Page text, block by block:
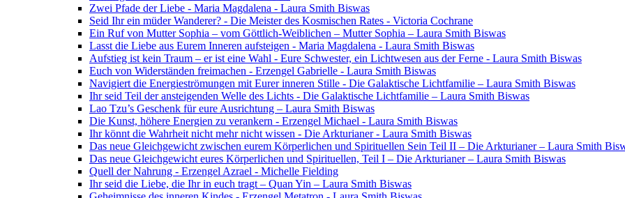
Zwei Pfade der Liebe - Maria Magdalena - Laura Smith Biswas
Seid Ihr ein müder Wanderer? - Die Meister des Kosmischen Rates - Victoria Cochrane
Ein Ruf von Mutter Sophia – vom Göttlich-Weiblichen – Mutter Sophia – Laura Smith Biswas
Lasst die Liebe aus Eurem Inneren aufsteigen - Maria Magdalena - Laura Smith Biswas
Aufstieg ist kein Traum – er ist eine Wahl - Eure Schwester, ein Lichtwesen aus der Ferne - Laura Smith Biswas
Euch von Widerständen freimachen - Erzengel Gabrielle - Laura Smith Biswas
Navigiert die Energieströmungen mit Eurer inneren Stille - Die Galaktische Lichtfamilie – Laura Smith Biswas
Ihr seid Teil der ansteigenden Welle des Lichts - Die Galaktische Lichtfamilie – Laura Smith Biswas
Lao Tzu’s Geschenk für eure Ausrichtung – Laura Smith Biswas
Die Kunst, höhere Energien zu verankern - Erzengel Michael - Laura Smith Biswas
Ihr könnt die Wahrheit nicht mehr nicht wissen - Die Arkturianer - Laura Smith Biswas
Das neue Gleichgewicht zwischen eurem Körperlichen und Spirituellen Sein Teil II – Die Arkturianer – Laura Smith
Das neue Gleichgewicht eures Körperlichen und Spirituellen, Teil I – Die Arkturianer – Laura Smith Biswas
Quell der Nahrung - Erzengel Azrael - Michelle Fielding
Ihr seid die Liebe, die Ihr in euch tragt – Quan Yin – Laura Smith Biswas